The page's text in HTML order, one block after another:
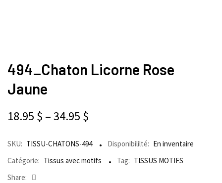
494_Chaton Licorne Rose
Jaune
18.95 $ –34.95 $
SKU: TISSU-CHATONS-494 Disponibililté: En inventaire
Catégorie: Tissus avec motifs Tag: TISSUS MOTIFS
Share: